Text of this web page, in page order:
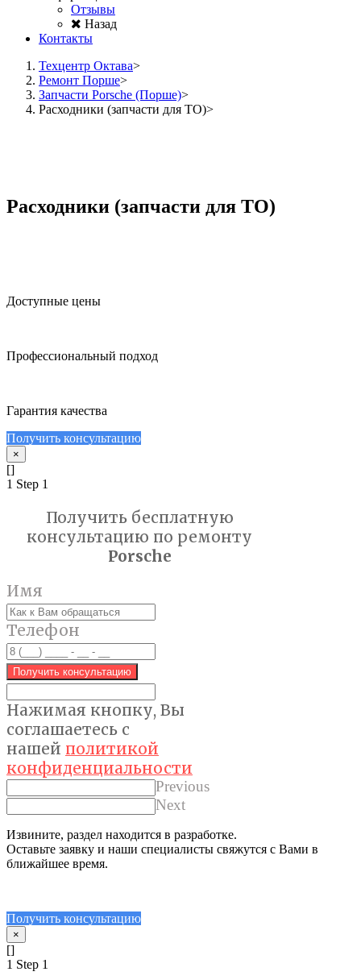
Отзывы
Назад
Контакты
Техцентр Октава
Ремонт Порше
Запчасти Porsche (Порше)
Расходники (запчасти для ТО)
Расходники (запчасти для ТО)
Доступные цены
Профессиональный подход
Гарантия качества
Получить консультацию
×
[]
1 Step 1
Получить бесплатную
консультацию по ремонту
Porsche
Имя
Телефон
Получить консультацию
Нажимая кнопку, Вы
соглашаетесь с
нашей политикой
конфиденциальности
Previous
Next
Извините, раздел находится в разработке.
Оставьте заявку и наши специалисты свяжутся с Вами в
ближайшее время.
Получить консультацию
×
[]
1 Step 1